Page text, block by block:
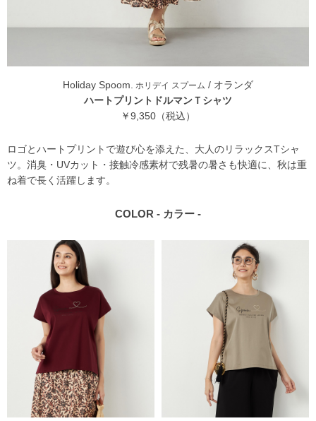
Holiday Spoom. ホリデイ スプーム / オランダ
ハートプリントドルマンＴシャツ
￥9,350（税込）
ロゴとハートプリントで遊び心を添えた、大人のリラックスTシャ
ツ。消臭・UVカット・接触冷感素材で残暑の暑さも快適に、秋は重
ね着で長く活躍します。
COLOR - カラー -